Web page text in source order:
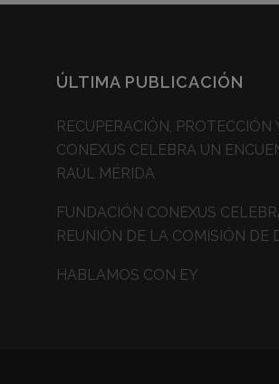
ÚLTIMA PUBLICACIÓN
RECUPERACIÓN, PROTECCIÓN
CONEXUS CELEBRA UN
RAÚL MÉRIDA
FUNDACIÓN CONEXUS
REUNIÓN DE LA COMISIÓN DE
HABLAMOS CON EY